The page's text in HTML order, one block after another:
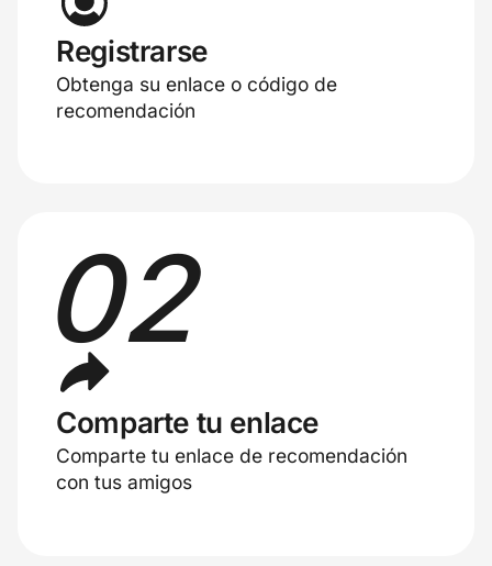
Registrarse
Obtenga su enlace o código de
recomendación
02
Comparte tu enlace
Comparte tu enlace de recomendación
con tus amigos